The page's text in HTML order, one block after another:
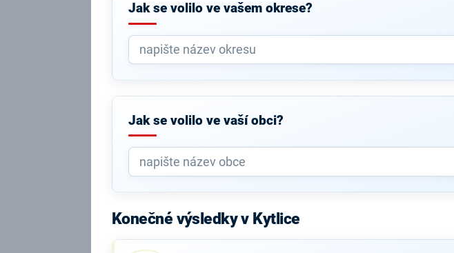
Jak se volilo ve vašem okrese?
Jak se volilo ve vaší obci?
Konečné výsledky v Kytlice